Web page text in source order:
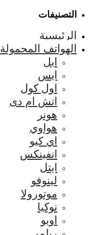
التصنيفات
الرئيسية
الهواتف المحمولة
ابل
ايس
اول كول
اتش ام دى
هونر
هواوي
اي كيو
انفينكس
ايتل
لينوفو
موتورولا
نوكيا
اوبو